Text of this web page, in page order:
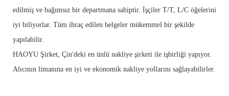
edilmiş ve bağımsız bir departmana sahiptir. İşçiler T/T, L/C öğelerini
iyi biliyorlar. Tüm ihraç edilen belgeler mükemmel bir şekilde
yapılabilir.
HAOYU Şirket, Çin'deki en ünlü nakliye şirketi ile işbirliği yapıyor.
Alıcının limanına en iyi ve ekonomik nakliye yollarını sağlayabilirler.